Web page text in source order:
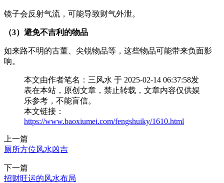
镜子会反射气流，可能导致财气外泄。
（3）避免不吉利的物品
如来路不明的古董、尖锐物品等，这些物品可能带来负面影
响。
本文由作者笔名：三风水 于 2025-02-14 06:37:58发
表在本站，原创文章，禁止转载，文章内容仅供娱
乐参考，不能盲信。
本文链接：
https://www.baoxiumei.com/fengshuiky/1610.html
上一篇
厕所方位风水凶吉
下一篇
招财旺运的风水布局